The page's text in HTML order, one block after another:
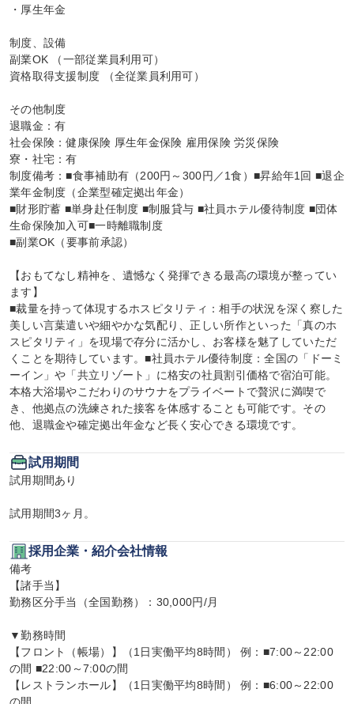
・厚生年金
制度、設備
副業OK （一部従業員利用可）
資格取得支援制度 （全従業員利用可）
その他制度
退職金：有
社会保険：健康保険 厚生年金保険 雇用保険 労災保険
寮・社宅：有
制度備考：■食事補助有（200円～300円／1食）■昇給年1回 ■退企
業年金制度（企業型確定拠出年金）
■財形貯蓄 ■単身赴任制度 ■制服貸与 ■社員ホテル優待制度 ■団体
生命保険加入可■一時離職制度
■副業OK（要事前承認）
【おもてなし精神を、遺憾なく発揮できる最高の環境が整ってい
ます】
■裁量を持って体現するホスピタリティ：相手の状況を深く察した
美しい言葉遣いや細やかな気配り、正しい所作といった「真のホ
スピタリティ」を現場で存分に活かし、お客様を魅了していただ
くことを期待しています。■社員ホテル優待制度：全国の「ドーミ
ーイン」や「共立リゾート」に格安の社員割引価格で宿泊可能。
本格大浴場やこだわりのサウナをプライベートで贅沢に満喫で
き、他拠点の洗練された接客を体感することも可能です。その
他、退職金や確定拠出年金など長く安心できる環境です。
試用期間
試用期間あり
試用期間3ヶ月。
採用企業・紹介会社情報
備考
【諸手当】
勤務区分手当（全国勤務）：30,000円/月
▼勤務時間
【フロント（帳場）】（1日実働平均8時間） 例：■7:00～22:00
の間 ■22:00～7:00の間
【レストランホール】（1日実働平均8時間） 例：■6:00～22:00